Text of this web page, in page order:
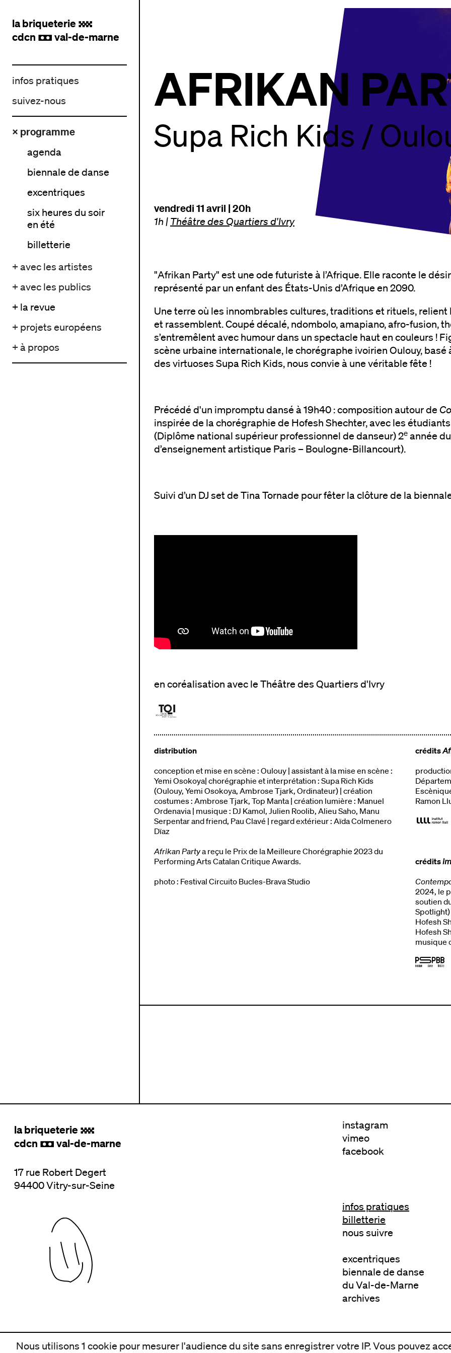
la briqueterie .
cdcn , val-de-marne
infos pratiques
suivez-nous
× programme
agenda
biennale de danse
excentriques
six heures du soir
en été
billetterie
+ avec les artistes
+ avec les publics
+ la revue
+ projets européens
+ à propos
AFRIKAN
Supa Rich Kids /
vendredi 11 avril | 20h
1h | Théâtre des Quartiers d'Ivry
"Afrikan Party" est une ode futuriste à l’Afrique. Elle raconte le
représenté par un enfant des États-Unis d’Afrique en 2090.
Une terre où les innombrables cultures, traditions et rituels, relient
et rassemblent. Coupé décalé, ndombolo, amapiano, afro-fusion,
s’entremêlent avec humour dans un spectacle haut en couleurs !
scène urbaine internationale, le chorégraphe ivoirien Oulouy, basé
des virtuoses Supa Rich Kids, nous convie à une véritable fête !
Précédé d'un impromptu dansé à 19h40 : composition autour de
inspirée de la chorégraphie de Hofesh Shechter, avec les
(Diplôme national supérieur professionnel de danseur) 2e année
d’enseignement artistique Paris – Boulogne-Billancourt).
Suivi d’un DJ set de Tina Tornade pour fêter la clôture de la
en coréalisation avec le Théâtre des Quartiers d'Ivry
distribution
conception et mise en scène : Oulouy | assistant à la mise en scène :
Yemi Osokoya| chorégraphie et interprétation : Supa Rich Kids
(Oulouy, Yemi Osokoya, Ambrose Tjark, Ordinateur) | création
costumes : Ambrose Tjark, Top Manta | création lumière : Manuel
Ordenavia | musique : DJ Kamol, Julien Roolib, Alieu Saho, Manu
Serpentar and friend, Pau Clavé | regard extérieur : Aïda Colmenero
Dïaz
Afrikan Partya reçu le Prix de la Meilleure Chorégraphie 2023 du
Performing Arts Catalan Critique Awards.
photo : Festival Circuito Bucles-Brava Studio
crédits
Ramon
crédits
2024, le
soutien
Hofesh
Hofesh
musique
la briqueterie .
cdcn , val-de-marne
17 rue Robert Degert
94400 Vitry-sur-Seine
instagram
vimeo
facebook
infos pratiques
billetterie
nous suivre
excentriques
biennale de danse
du Val-de-Marne
archives
Nous utilisons 1 cookie pour mesurer l'audience du site sans enregistrer votre IP. Vous pouvez